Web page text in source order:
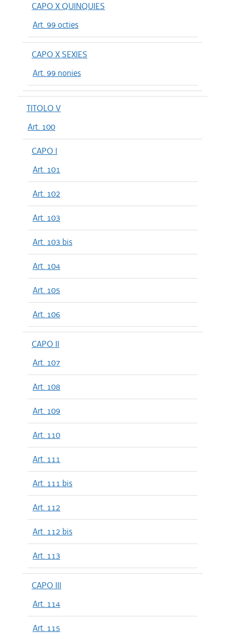
CAPO X QUINQUIES
Art. 99 octies
CAPO X SEXIES
Art. 99 nonies
TITOLO V
Art. 100
CAPO I
Art. 101
Art. 102
Art. 103
Art. 103 bis
Art. 104
Art. 105
Art. 106
CAPO II
Art. 107
Art. 108
Art. 109
Art. 110
Art. 111
Art. 111 bis
Art. 112
Art. 112 bis
Art. 113
CAPO III
Art. 114
Art. 115